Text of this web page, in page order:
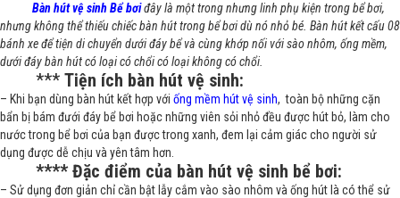
Bàn hút vệ sinh Bể bơiđây là một trong nhưng linh phụ kiện trong bể bơi,
nhưng không thể thiếu chiếc bàn hút trong bể bơi dù nó nhỏ bé. Bàn hút kết cấu 08
bánh xe để tiện di chuyển dưới đáy bể và cùng khớp nối với sào nhôm, ống mềm,
dưới đáy bàn hút có loại có chổi có loại không có chổi.
*** Tiện ích bàn hút vệ sinh:
– Khi bạn dùng bàn hút kết hợp với ống mềm hút vệ sinh, toàn bộ những cặn
bẩn bị bám đưới đáy bể bơi hoặc những viên sỏi nhỏ đều được hút bỏ, làm cho
nước trong bể bơi của bạn được trong xanh, đem lại cảm giác cho người sử
dụng được dễ chịu và yên tâm hơn.
**** Đặc điểm của bàn hút vệ sinh bể bơi:
– Sử dụng đơn giản chỉ cần bật lẫy cắm vào sào nhôm và ống hút là có thể sử